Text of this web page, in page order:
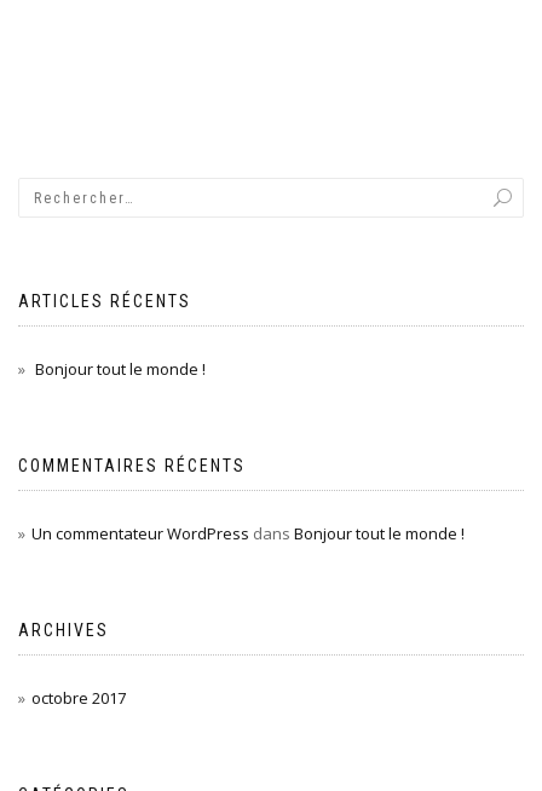
ARTICLES RÉCENTS
Bonjour tout le monde !
COMMENTAIRES RÉCENTS
Un commentateur WordPress dans Bonjour tout le monde !
ARCHIVES
octobre 2017